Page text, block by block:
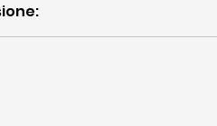
: